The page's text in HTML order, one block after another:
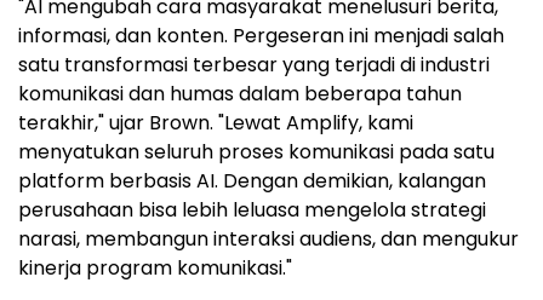
"AI mengubah cara masyarakat menelusuri berita,
informasi, dan konten. Pergeseran ini menjadi salah
satu transformasi terbesar yang terjadi di industri
komunikasi dan humas dalam beberapa tahun
terakhir," ujar Brown. "Lewat Amplify, kami
menyatukan seluruh proses komunikasi pada satu
platform berbasis AI. Dengan demikian, kalangan
perusahaan bisa lebih leluasa mengelola strategi
narasi, membangun interaksi audiens, dan mengukur
kinerja program komunikasi."